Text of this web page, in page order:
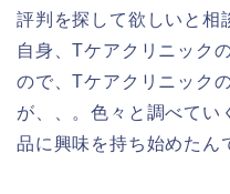
評判を探して欲しいと相
自身、Tケアクリニック
ので、Tケアクリニック
が、、。色々と調べてい
品に興味を持ち始めたん